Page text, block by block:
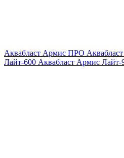
Аквабласт Армис ПРО
Лайт-600 Аквабласт Армис Лайт-